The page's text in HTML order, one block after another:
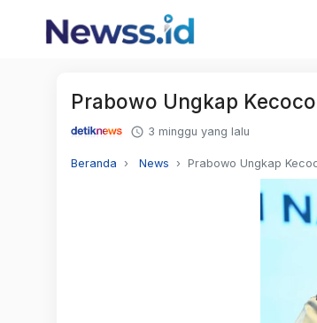
Prabowo Ungkap
3 minggu yang lalu
Beranda News Prabowo Ungkap